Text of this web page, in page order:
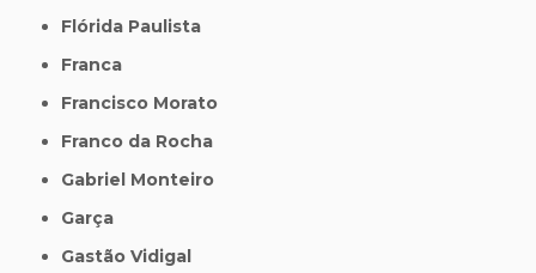
Flórida Paulista
Franca
Francisco Morato
Franco da Rocha
Gabriel Monteiro
Garça
Gastão Vidigal